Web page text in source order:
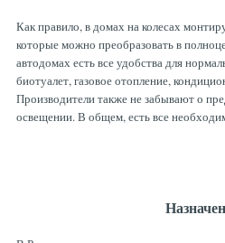
Как правило, в домах на колесах
которые можно преобразовать в
автодомах есть все удобства для
биотуалет, газовое отопление,
Производители также не забывают о
освещении. В общем, есть все